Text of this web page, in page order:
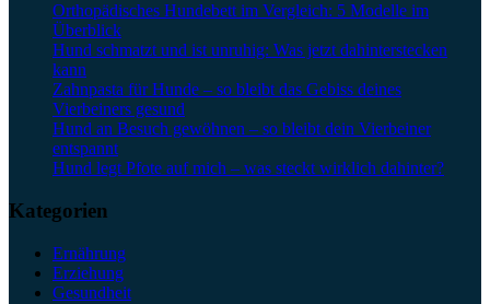
Orthopädisches Hundebett im Vergleich: 5 Modelle im
Überblick
Hund schmatzt und ist unruhig: Was jetzt dahinterstecken
kann
Zahnpasta für Hunde – so bleibt das Gebiss deines
Vierbeiners gesund
Hund an Besuch gewöhnen – so bleibt dein Vierbeiner
entspannt
Hund legt Pfote auf mich – was steckt wirklich dahinter?
Kategorien
Ernährung
Erziehung
Gesundheit